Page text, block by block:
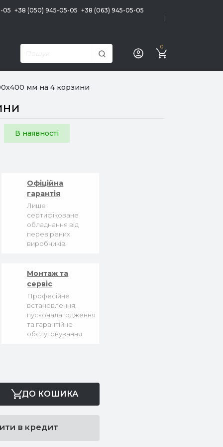
05 +38 (050) 945-05-05 +38 (063) 945-05-05
0
мм на 4 корзини
В наявності
Офіційна
гарантія
Лише
сертифіковане
обладнання від
перевірених
виробників.
Монтаж та
сервіс
Професійне
встановлення,
пусконалагодження
та гарантійне
обслуговування.
ДО КОШИКА
в кредит